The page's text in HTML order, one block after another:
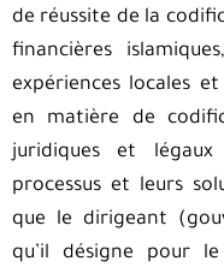
de réussite de la
financières
expériences locales
en matière de
juridiques et
processus et leurs
que le dirigeant
qu’il désigne pour